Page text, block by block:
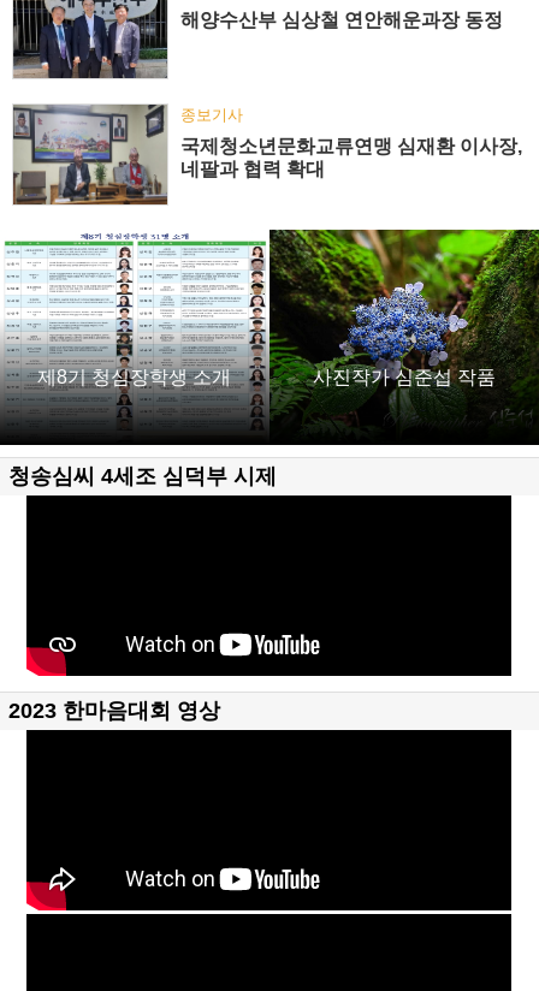
해양수산부 심상철 연안해운과장 동정
종보기사
국제청소년문화교류연맹 심재환 이사장,
네팔과 협력 확대
제8기 청심장학생 소개 사진작가 심준섭 작품
청송심씨 4세조 심덕부 시제
2023 한마음대회 영상